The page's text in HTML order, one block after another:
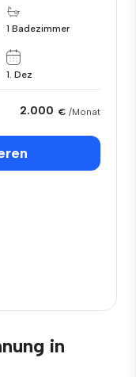
1 Badezimmer
1. Dez
2.000 € /Monat
in